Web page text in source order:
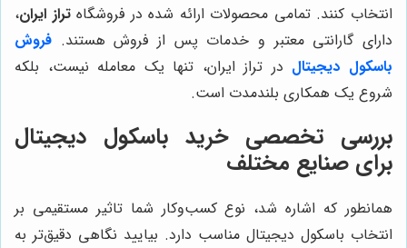
انتخاب کنند. تمامی محصولات ارائه شده در فروشگاهتراز ایران،
دارای گارانتی معتبر و خدمات پس از فروش هستند. فروش
باسکول دیجیتال در تراز ایران، تنها یک معامله نیست، بلکه
شروع یک همکاری بلندمدت است.
بررسی تخصصی خرید باسکول دیجیتال
برای صنایع مختلف
همانطور که اشاره شد، نوع کسب‌وکار شما تاثیر مستقیمی بر
انتخاب باسکول دیجیتال مناسب دارد. بیایید نگاهی دقیق‌تر به